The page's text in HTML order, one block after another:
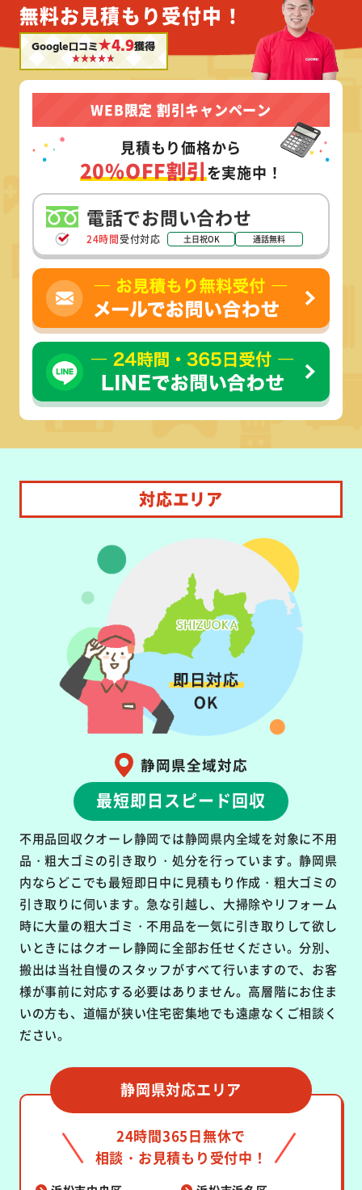
無料お見積もり受付中！
Google口コミ★4.9獲得
WEB限定 割引キャンペーン
見積もり価格から
20%OFF割引を実施中！
電話でお問い合わせ
24時間受付対応 土日祝OK 通話無料
対応エリア
静岡県全域対応
最短即日スピード回収
不用品回収クオーレ静岡では静岡県内全域を対象に不用
品・粗大ゴミの引き取り・処分を行っています。静岡県
内ならどこでも最短即日中に見積もり作成・粗大ゴミの
引き取りに伺います。急な引越し、大掃除やリフォーム
時に大量の粗大ゴミ・不用品を一気に引き取りして欲し
いときにはクオーレ静岡に全部お任せください。分別、
搬出は当社自慢のスタッフがすべて行いますので、お客
様が事前に対応する必要はありません。高層階にお住ま
いの方も、道幅が狭い住宅密集地でも遠慮なくご相談く
ださい。
静岡県対応エリア
24時間365日無休で
相談・お見積もり受付中！